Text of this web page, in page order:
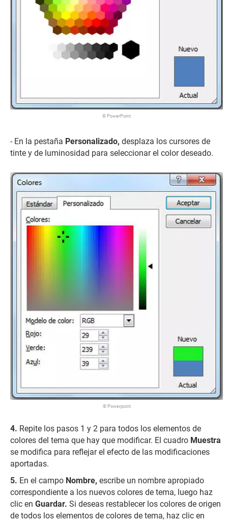
© PowerPoint
- En la pestaña Personalizado, desplaza los cursores de
tinte y de luminosidad para seleccionar el color deseado.
© Powerpoint
Repite los pasos 1 y 2 para todos los elementos de
colores del tema que hay que modificar. El cuadro Muestra
se modifica para reflejar el efecto de las modificaciones
aportadas.
En el campo Nombre, escribe un nombre apropiado
correspondiente a los nuevos colores de tema, luego haz
clic en Guardar. Si deseas restablecer los colores de origen
de todos los elementos de colores de tema, haz clic en